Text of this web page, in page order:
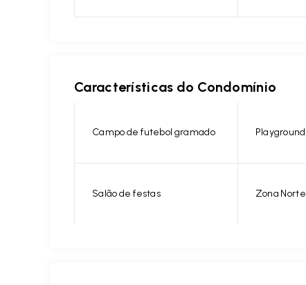
Características do Condomínio
Campo de futebol gramado Playground
Salão de festas Zona Norte